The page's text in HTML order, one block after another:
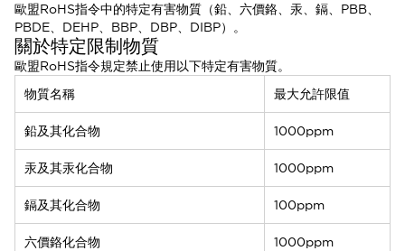
歐盟RoHS指令中的特定有害物質（鉛、六價鉻、汞、鎘、PBB、
PBDE、DEHP、BBP、DBP、DIBP）。
關於特定限制物質
歐盟RoHS指令規定禁止使用以下特定有害物質。
物質名稱
最大允許限值
鉛及其化合物 1000ppm
汞及其汞化合物 1000ppm
鎘及其化合物 100ppm
六價鉻化合物 1000ppm